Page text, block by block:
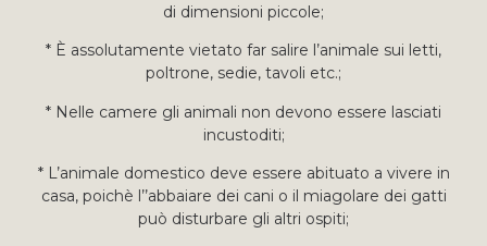
di dimensioni piccole;
* È assolutamente vietato far salire l’animale sui letti,
poltrone, sedie, tavoli etc.;
* Nelle camere gli animali non devono essere lasciati
incustoditi;
* L’animale domestico deve essere abituato a vivere in
casa, poichè l’’abbaiare dei cani o il miagolare dei gatti
può disturbare gli altri ospiti;